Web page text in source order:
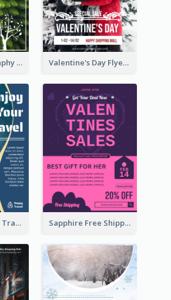
Forest Photography Flyer Of ECO Tourism Valentine's Day Flyer With Photo Of Couple
Blur And Yellow Travelling Flyer Decorated With Photo Sapphire Free Shipping Flyer Design Ideas